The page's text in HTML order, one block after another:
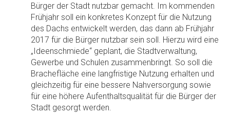
Bürger der Stadt nutzbar gemacht. Im kommenden
Frühjahr soll ein konkretes Konzept für die Nutzung
des Dachs entwickelt werden, das dann ab Frühjahr
2017 für die Bürger nutzbar sein soll. Hierzu wird eine
„Ideenschmiede“ geplant, die Stadtverwaltung,
Gewerbe und Schulen zusammenbringt. So soll die
Brachefläche eine langfristige Nutzung erhalten und
gleichzeitig für eine bessere Nahversorgung sowie
für eine höhere Aufenthaltsqualität für die Bürger der
Stadt gesorgt werden.